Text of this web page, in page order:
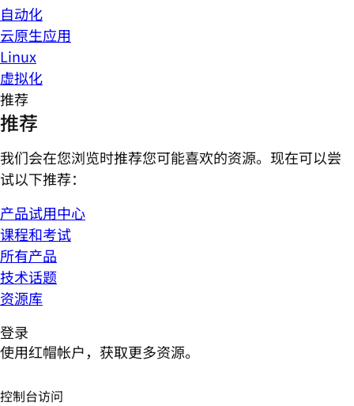
自动化
云原生应用
Linux
虚拟化
推荐
推荐
我们会在您浏览时推荐您可能喜欢的资源。现在可以尝
试以下推荐：
产品试用中心
课程和考试
所有产品
技术话题
资源库
登录
使用红帽帐户，获取更多资源。
控制台访问